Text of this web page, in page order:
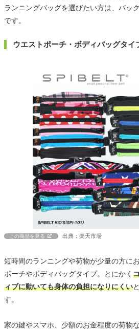
ランニングバッグを選びたい方は、バッ
です。
ウエストポーチ・ボディバッグタイ
この商品を見る 出典：楽天市場
短時間のランニングや荷物が少量の方に
ポーチやボディバッグタイプ。とにかく
ィブに動いても身体の負担になりにくい
す。
家の鍵やスマホ、少額のお金程度の荷物